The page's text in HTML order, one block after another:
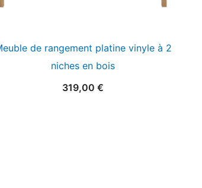
de rangement platine vinyle à 2
niches en bois
319,00 €